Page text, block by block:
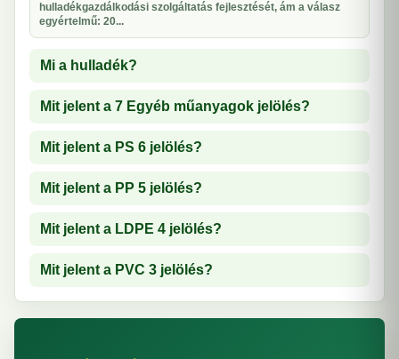
hulladékgazdálkodási szolgáltatás fejlesztését, ám a válasz
egyértelmű: 20...
Mi a hulladék?
Mit jelent a 7 Egyéb műanyagok jelölés?
Mit jelent a PS 6 jelölés?
Mit jelent a PP 5 jelölés?
Mit jelent a LDPE 4 jelölés?
Mit jelent a PVC 3 jelölés?